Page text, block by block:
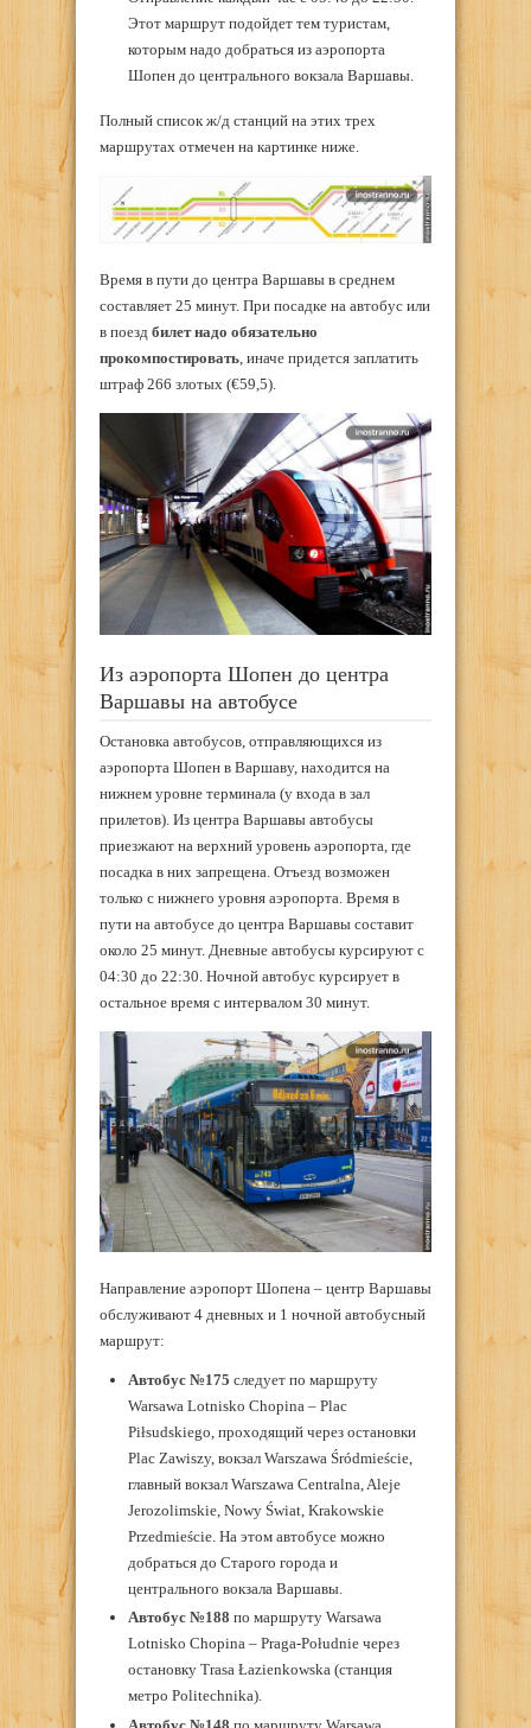
Этот маршрут подойдет тем туристам,
которым надо добраться из аэропорта
Шопен до центрального вокзала Варшавы.
Полный список ж/д станций на этих трех
маршрутах отмечен на картинке ниже.
Время в пути до центра Варшавы в среднем
составляет 25 минут. При посадке на автобус или
в поезд билет надо обязательно
прокомпостировать, иначе придется заплатить
штраф 266 злотых (€59,5).
Из аэропорта Шопен до центра
Варшавы на автобусе
Остановка автобусов, отправляющихся из
аэропорта Шопен в Варшаву, находится на
нижнем уровне терминала (у входа в зал
прилетов). Из центра Варшавы автобусы
приезжают на верхний уровень аэропорта, где
посадка в них запрещена. Отъезд возможен
только с нижнего уровня аэропорта. Время в
пути на автобусе до центра Варшавы составит
около 25 минут. Дневные автобусы курсируют с
04:30 до 22:30. Ночной автобус курсирует в
остальное время с интервалом 30 минут.
Направление аэропорт Шопена – центр Варшавы
обслуживают 4 дневных и 1 ночной автобусный
маршрут:
Автобус №175 следует по маршруту
Warsawa Lotnisko Chopina – Plac
Piłsudskiego, проходящий через остановки
Plac Zawiszy, вокзал Warszawa Śródmieście,
главный вокзал Warszawa Centralna, Aleje
Jerozolimskie, Nowy Świat, Krakowskie
Przedmieście. На этом автобусе можно
добраться до Старого города и
центрального вокзала Варшавы.
Автобус №188 по маршруту Warsawa
Lotnisko Chopina – Praga-Południe через
остановку Trasa Łazienkowska (станция
метро Politechnika).